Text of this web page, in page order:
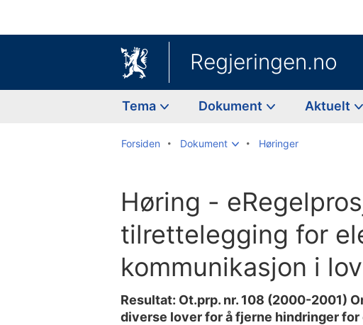
Regjeringen.no
Tema Dokument Aktuelt
Forsiden Dokument Høringer
Høring -
tilrettelegging for
kommunikasjon i
Resultat: Ot.prp. nr. 108 (2000-2001)
diverse lover for å fjerne hindringer